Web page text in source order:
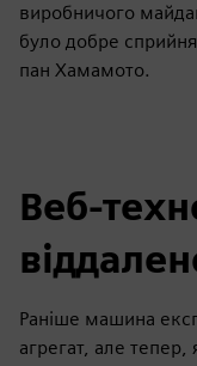
виробничого
було добре
пан Хамамото.
Веб-
Раніше машина
агрегат, але тепер,